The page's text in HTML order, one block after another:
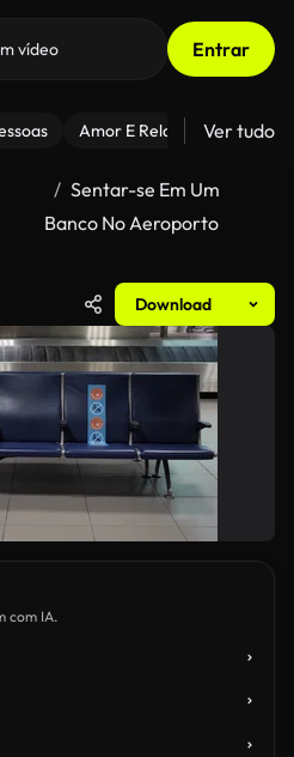
Entrar
Amor E Relacionamentos
Ver tudo
Sentar-se Em Um
Banco No Aeroporto
Download
com IA.